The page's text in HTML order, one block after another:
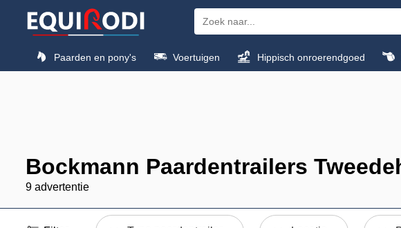
Paarden en pony's Voertuigen Hippisch onroerendgoed
Bockmann Paardentrailers
9 advertentie